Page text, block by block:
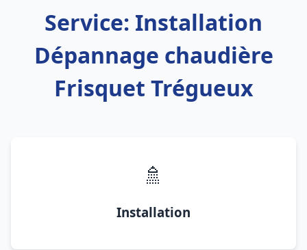
Service: Installation
Dépannage chaudière
Frisquet Trégueux
🚿
Installation